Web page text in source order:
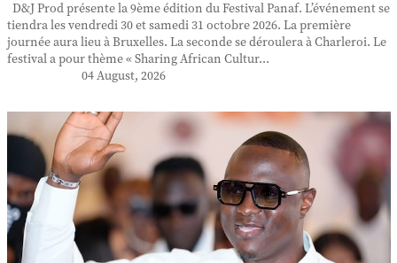
D&J Prod présente la 9ème édition du Festival Panaf. L’événement se
tiendra les vendredi 30 et samedi 31 octobre 2026. La première
journée aura lieu à Bruxelles. La seconde se déroulera à Charleroi. Le
festival a pour thème « Sharing African Cultur...
04 August, 2026